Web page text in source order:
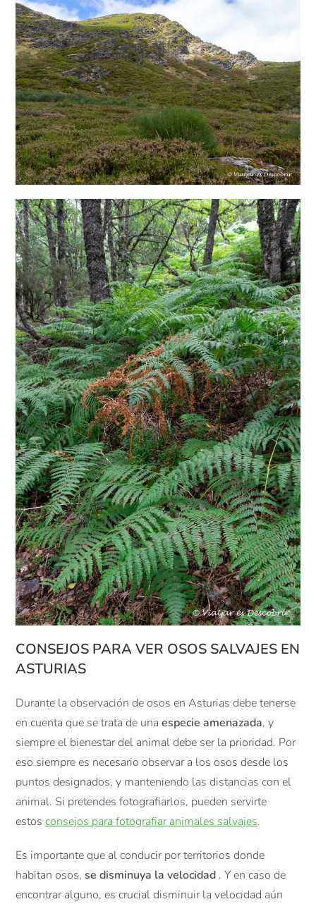
CONSEJOS PARA VER OSOS SALVAJES EN
ASTURIAS
Durante la observación de osos en Asturias debe tenerse
en cuenta que se trata de unaespecie amenazada, y
siempre el bienestar del animal debe ser la prioridad. Por
eso siempre es necesario observar a los osos desde los
puntos designados, y manteniendo las distancias con el
animal. Si pretendes fotografiarlos, pueden servirte
estosconsejos para fotografiar animales salvajes.
Es importante que al conducir por territorios donde
habitan osos,se disminuya la velocidad . Y en caso de
encontrar alguno, es crucial disminuir la velocidad aún